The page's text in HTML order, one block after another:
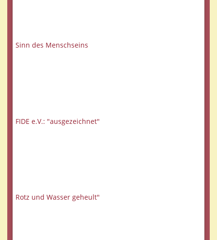
Sinn des Menschseins
FIDE e.V.: "ausgezeichnet"
Rotz und Wasser geheult"